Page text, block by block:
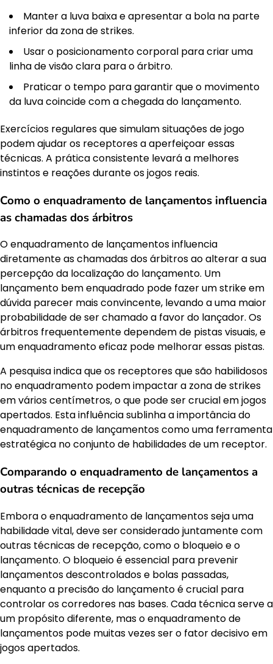
Manter a luva baixa e apresentar a bola na parte
inferior da zona de strikes.
Usar o posicionamento corporal para criar uma
linha de visão clara para o árbitro.
Praticar o tempo para garantir que o movimento
da luva coincide com a chegada do lançamento.
Exercícios regulares que simulam situações de jogo
podem ajudar os receptores a aperfeiçoar essas
técnicas. A prática consistente levará a melhores
instintos e reações durante os jogos reais.
Como o enquadramento de lançamentos influencia
as chamadas dos árbitros
O enquadramento de lançamentos influencia
diretamente as chamadas dos árbitros ao alterar a sua
percepção da localização do lançamento. Um
lançamento bem enquadrado pode fazer um strike em
dúvida parecer mais convincente, levando a uma maior
probabilidade de ser chamado a favor do lançador. Os
árbitros frequentemente dependem de pistas visuais, e
um enquadramento eficaz pode melhorar essas pistas.
A pesquisa indica que os receptores que são habilidosos
no enquadramento podem impactar a zona de strikes
em vários centímetros, o que pode ser crucial em jogos
apertados. Esta influência sublinha a importância do
enquadramento de lançamentos como uma ferramenta
estratégica no conjunto de habilidades de um receptor.
Comparando o enquadramento de lançamentos a
outras técnicas de recepção
Embora o enquadramento de lançamentos seja uma
habilidade vital, deve ser considerado juntamente com
outras técnicas de recepção, como o bloqueio e o
lançamento. O bloqueio é essencial para prevenir
lançamentos descontrolados e bolas passadas,
enquanto a precisão do lançamento é crucial para
controlar os corredores nas bases. Cada técnica serve a
um propósito diferente, mas o enquadramento de
lançamentos pode muitas vezes ser o fator decisivo em
jogos apertados.